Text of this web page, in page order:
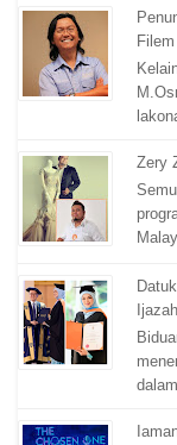
Filem
Zery